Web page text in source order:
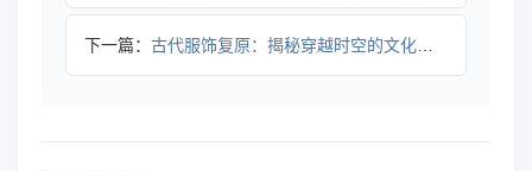
下一篇： 古代服饰复原：揭秘穿越时空的文化密码